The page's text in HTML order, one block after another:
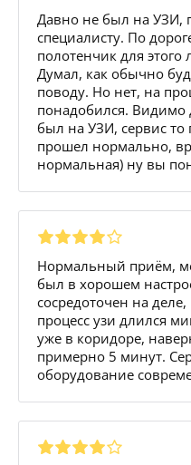
Давно не был на УЗИ,
специалисту. По
полотенчик для этого
Думал, как обычно
поводу. Но нет, на
понадобился. Видимо
был на УЗИ, сервис то
прошел нормально,
нормальная) ну вы
Нормальный приём,
был в хорошем
сосредоточен на
процесс узи длился
уже в коридоре,
примерно 5 минут.
оборудование